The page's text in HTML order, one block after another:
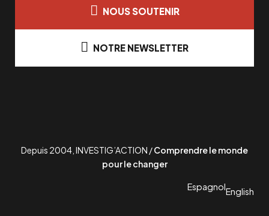
NOUS SOUTENIR
NOTRE NEWSLETTER
Depuis 2004, INVESTIG’ACTION /Comprendre le monde
pour le changer
EspagnolEnglish